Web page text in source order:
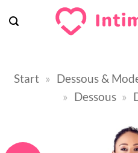
Inhalt
Start » Dessous &
» Dessous »